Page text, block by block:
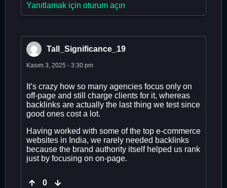
Yanıtlamak için oturum açın
Tall_Significance_19
Kasım 3, 2025 - 3:30 pm
It’s crazy how so many agencies focus only on
off-page and still charge clients for it, whereas
backlinks are actually the last thing we test since
good ones cost a lot.
Having worked with some of the top e-commerce
websites in India, we rarely needed backlinks
because the brand authority itself helped us rank
just by focusing on on-page.
0